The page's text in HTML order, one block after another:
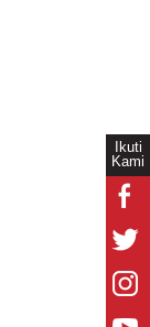
Ikuti
Kami
Andi